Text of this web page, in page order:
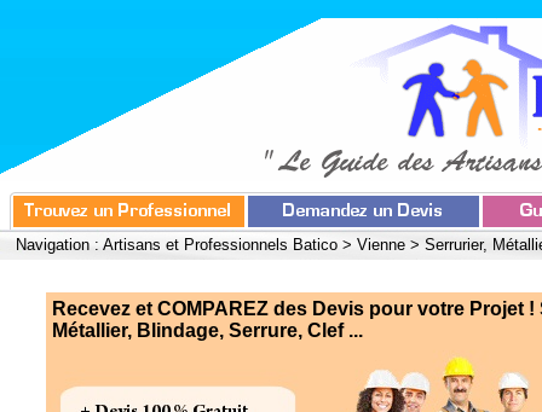
Navigation : Artisans et Professionnels Batico > Vienne > Serrurier,
Recevez et COMPAREZ des Devis pour votre Projet !
Métallier, Blindage, Serrure, Clef ...